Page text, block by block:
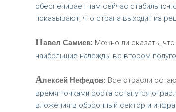
обеспечивает нам сейчас стабильно-
показывают, что страна выходит из
Павел Самиев: Можно ли сказать,
наибольшие надежды во втором
Алексей Нефедов: Все отрасли
время точками роста останутся
вложения в оборонный сектор и